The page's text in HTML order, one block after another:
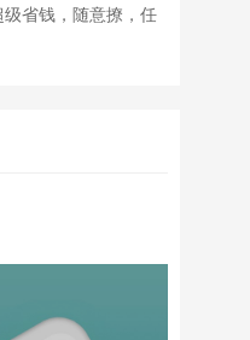
省钱，随意撩，任